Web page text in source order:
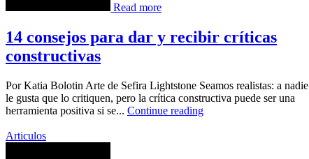
Read more
14 consejos para dar y recibir críticas
constructivas
Por Katia Bolotin Arte de Sefira Lightstone Seamos realistas: a nadie
le gusta que lo critiquen, pero la crítica constructiva puede ser una
herramienta positiva si se... Continue reading
Articulos